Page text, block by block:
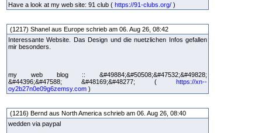
Have a look at my web site: 91 club ( https://91-clubs.org/ )
(1217) Shanel aus Europe schrieb am 06. Aug 26, 08:42
Interessante Website. Das Design und die nuetzlichen Infos gefallen
mir besonders.
my web blog :: &#49884;&#50508;&#47532;&#49828;
&#44396;&#47588; &#48169;&#48277; ( https://xn--
oy2b27n0e09g6zemsy.com )
(1216) Bernd aus North America schrieb am 06. Aug 26, 08:40
wedden via paypal